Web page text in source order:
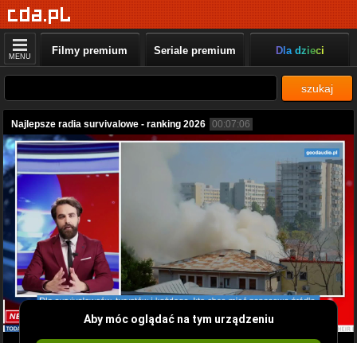
MENU Filmy premium Seriale premium Dla dzieci
szukaj
Najlepsze radia survivalowe - ranking 2026 00:07:06
Aby móc oglądać na tym urządzeniu